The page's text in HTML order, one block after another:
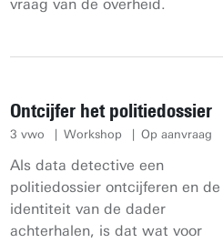
vraag van de overheid.
Ontcijfer het politiedossier
3 vwo Workshop Op aanvraag
Als data detective een
politiedossier ontcijferen en de
identiteit van de dader
achterhalen, is dat wat voor